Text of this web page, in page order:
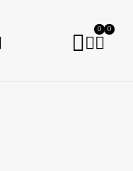
0 0